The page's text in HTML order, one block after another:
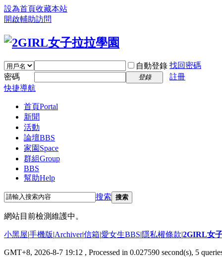
設為首頁收藏本站
開啟輔助訪問
自動登錄 找回密碼
密碼
登錄
註冊
快捷導航
首頁Portal
新聞
活動
論壇BBS
家園 Space
群組Group
BBS
幫助Help
搜索 搜索
網站目前檢測維護中。
小黑屋|手機版|Archiver|信箱|愛女生BBS|隱私權條款|2GIRL女
GMT+8, 2026-8-7 19:12 , Processed in 0.027590 second(s), 5